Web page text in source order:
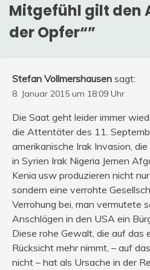
Mitgefühl gilt den
der Opfer“”
Stefan Vollmershausen sagt:
8. Januar 2015 um 18:09 Uhr
Die Saat geht leider immer
die Attentäter des 11.
amerikanische Irak Invasion,
in Syrien Irak Nigeria Jemen
Kenia usw produzieren nicht
sondern eine verrohte
Verrohung bei, man vermutete
Anschlägen in den USA ein
Diese rohe Gewalt, die auf das
Rücksicht mehr nimmt, – auf
nicht – hat als Ursache in der